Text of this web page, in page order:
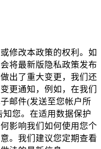
改本政策的权利。如
将最新版隐私政策发布
出了重大变更，我们还
更通知，例如，在我们
邮件(发送至您帐户所
您。在适用数据保护
影响我们如何使用您个
。我们建议您定期查看